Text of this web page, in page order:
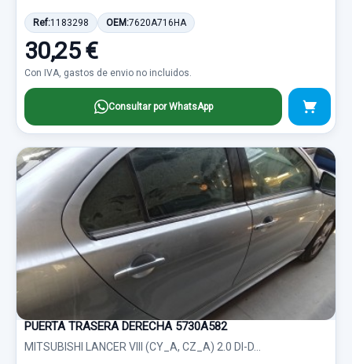
Ref:1183298 OEM:7620A716HA
30,25 €
Con IVA, gastos de envio no incluidos.
Consultar por WhatsApp
PUERTA TRASERA DERECHA 5730A582
MITSUBISHI LANCER VIII (CY_A, CZ_A) 2.0 DI-D...